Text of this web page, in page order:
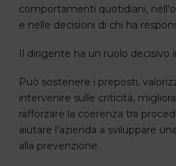
comportamenti quotidiani,
e nelle decisioni di chi ha
Il dirigente ha un ruolo decisivo
Può sostenere i preposti,
intervenire sulle criticità,
rafforzare la coerenza tra
aiutare l’azienda a sviluppare
alla prevenzione.